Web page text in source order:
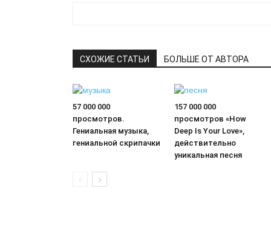
СХОЖИЕ СТАТЬИ БОЛЬШЕ ОТ АВТОРА
57 000 000
просмотров.
Гениальная музыка,
гениальной скрипачки
157 000 000
просмотров «How
Deep Is Your Love»,
действительно
уникальная песня